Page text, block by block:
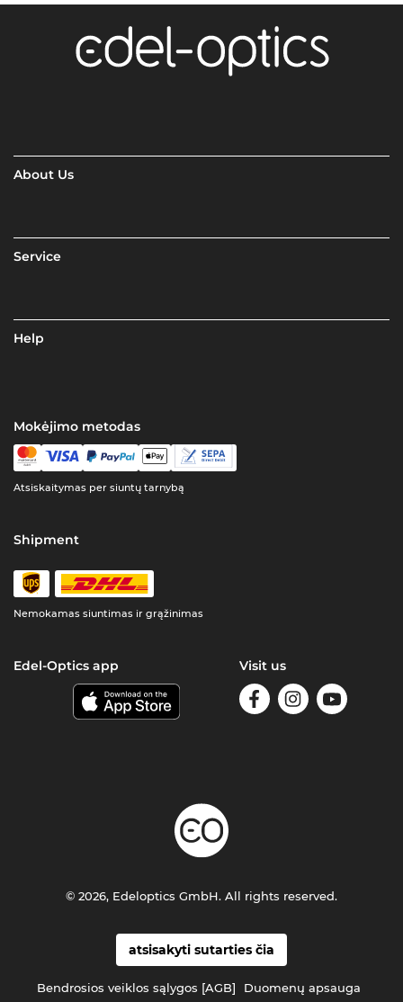
About Us
Service
Help
Mokėjimo metodas
Atsiskaitymas per siuntų tarnybą
Shipment
Nemokamas siuntimas ir grąžinimas
Edel-Optics app Visit us
atsisakyti sutarties čia
Bendrosios veiklos sąlygos [AGB]
Duomenų apsauga
© 2026, Edeloptics GmbH. All rights reserved.